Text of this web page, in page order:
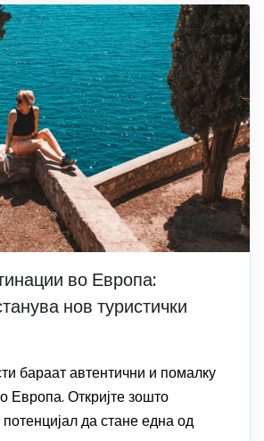
во Европа:
нов туристички
бараат автентични и помалку
Европа. Откријте зошто
да стане една од